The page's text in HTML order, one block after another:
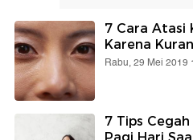
7 Cara Atasi
Karena
Rabu, 29 Mei 2019
7 Tips